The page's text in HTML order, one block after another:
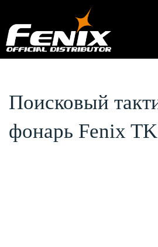
Поисковый
фонарь Fenix